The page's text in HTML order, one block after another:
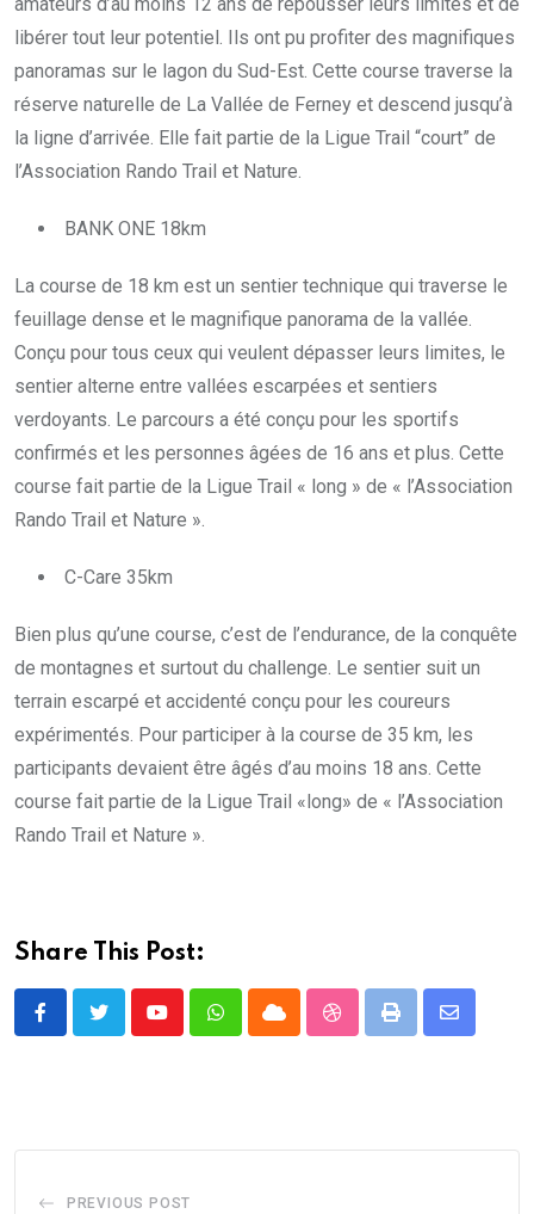
libérer tout leur potentiel. Ils ont pu profiter des magnifiques
panoramas sur le lagon du Sud-Est. Cette course traverse la
réserve naturelle de La Vallée de Ferney et descend jusqu’à
la ligne d’arrivée. Elle fait partie de la Ligue Trail “court” de
l’Association Rando Trail et Nature.
BANK ONE 18km
La course de 18 km est un sentier technique qui traverse le
feuillage dense et le magnifique panorama de la vallée.
Conçu pour tous ceux qui veulent dépasser leurs limites, le
sentier alterne entre vallées escarpées et sentiers
verdoyants. Le parcours a été conçu pour les sportifs
confirmés et les personnes âgées de 16 ans et plus. Cette
course fait partie de la Ligue Trail « long » de « l’Association
Rando Trail et Nature ».
C-Care 35km
Bien plus qu’une course, c’est de l’endurance, de la conquête
de montagnes et surtout du challenge. Le sentier suit un
terrain escarpé et accidenté conçu pour les coureurs
expérimentés. Pour participer à la course de 35 km, les
participants devaient être âgés d’au moins 18 ans. Cette
course fait partie de la Ligue Trail «long» de « l’Association
Rando Trail et Nature ».
Share This Post:
YoutubeWhatsappCloud StumbleUpon
Print
Share
PREVIOUS POST